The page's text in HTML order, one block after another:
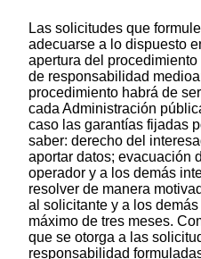
Las solicitudes que
adecuarse a lo dispuesto
apertura del
de responsabilidad
procedimiento habrá de
cada Administración
caso las garantías fijadas
saber: derecho del
aportar datos; evacuación
operador y a los demás
resolver de manera
al solicitante y a los
máximo de tres meses.
que se otorga a las
responsabilidad